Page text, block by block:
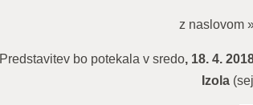
z naslovom
Predstavitev bo potekala v sredo, 18. 4.
Izola